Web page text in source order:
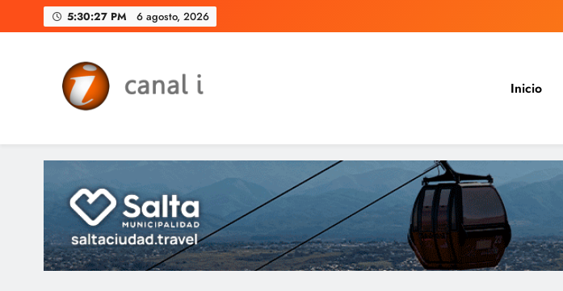
to
5:30:28 PM 6 agosto, 2026
Canal i | Noticias de Salta, Argentina y el
Inicio